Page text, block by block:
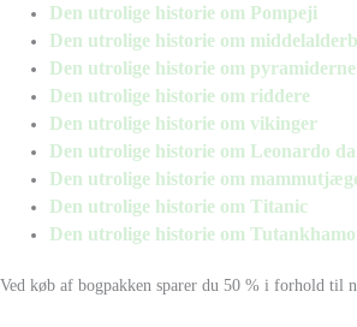
Den utrolige historie om Pompeji
Den utrolige historie om
Den utrolige historie om pyramiderne
Den utrolige historie om riddere
Den utrolige historie om vikinger
Den utrolige historie om Leonardo
Den utrolige historie om
Den utrolige historie om Titanic
Den utrolige historie om
Ved køb af bogpakken sparer du 50 % i forhold til